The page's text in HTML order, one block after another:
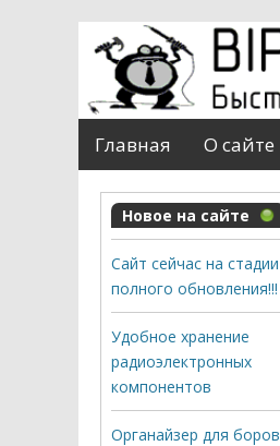
Главная О сайте
Новое на сайте
Сайт сейчас на стадии
полного обновления!!!
Удобное хранение
радиоэлектронных
компонентов
Органайзер для боров